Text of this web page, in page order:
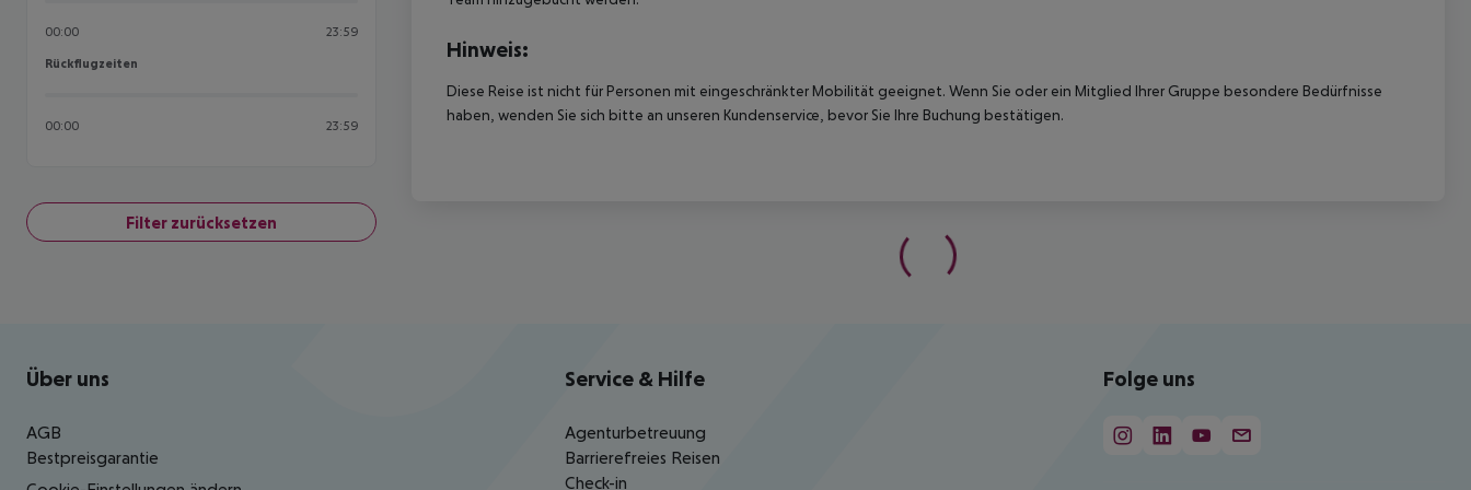
00:00 23:59
Rückflugzeiten
Rückflugzeiten
00:00 23:59
Filter zurücksetzen
Hinweis:
Diese Reise ist nicht für Personen mit eingeschränkter Mobilität geeignet. Wenn Sie oder ein Mitglied Ihrer Gruppe besondere Bedürfnisse
haben, wenden Sie sich bitte an unseren Kundenservice, bevor Sie Ihre Buchung bestätigen.
Footer navigation
Über uns
AGB
Bestpreisgarantie
Service & Hilfe
Agenturbetreuung
Barrierefreies Reisen
Check-in
Folge uns